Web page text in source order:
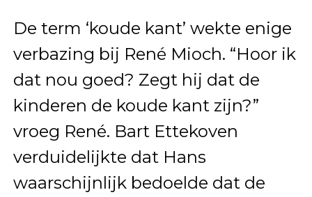
De term ‘koude kant’ wekte enige
verbazing bij René Mioch. “Hoor ik
dat nou goed? Zegt hij dat de
kinderen de koude kant zijn?”
vroeg René. Bart Ettekoven
verduidelijkte dat Hans
waarschijnlijk bedoelde dat de